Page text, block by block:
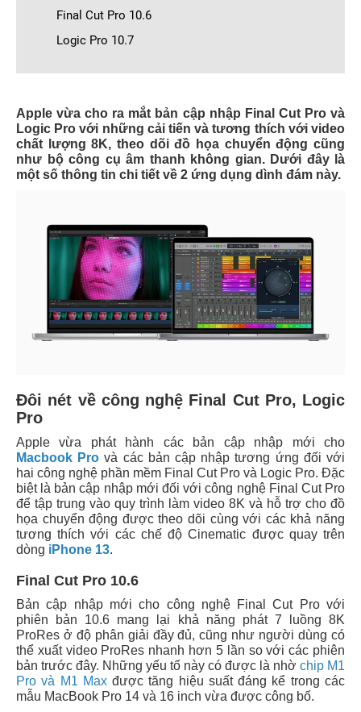
Final Cut Pro 10.6
Logic Pro 10.7
Apple vừa cho ra mắt bản cập nhập Final Cut Pro và
Logic Pro với những cải tiến và tương thích với video
chất lượng 8K, theo dõi đồ họa chuyển động cũng
như bộ công cụ âm thanh không gian. Dưới đây là
một số thông tin chi tiết về 2 ứng dụng dình đám này.
Đôi nét về công nghệ Final Cut Pro, Logic
Pro
Apple vừa phát hành các bản cập nhập mới cho
Macbook Pro và các bản cập nhập tương ứng đối với
hai công nghệ phần mềm Final Cut Pro và Logic Pro. Đặc
biệt là bản cập nhập mới đối với công nghệ Final Cut Pro
để tập trung vào quy trình làm video 8K và hỗ trợ cho đồ
họa chuyển động được theo dõi cùng với các khả năng
tương thích với các chế độ Cinematic được quay trên
dòng iPhone 13.
Final Cut Pro 10.6
Bản cập nhập mới cho công nghệ Final Cut Pro với
phiên bản 10.6 mang lại khả năng phát 7 luồng 8K
ProRes ở độ phân giải đầy đủ, cũng như người dùng có
thể xuất video ProRes nhanh hơn 5 lần so với các phiên
bản trước đây. Những yếu tố này có được là nhờ chip M1
Pro và M1 Maxđược tăng hiệu suất đáng kể trong các
mẫu MacBook Pro 14 và 16 inch vừa được công bố.